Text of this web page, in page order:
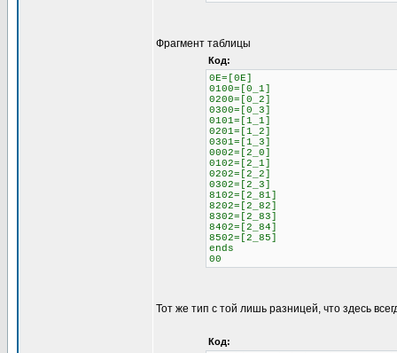
Фрагмент таблицы
Код:
0E=[0E]
0100=[0_1]
0200=[0_2]
0300=[0_3]
0101=[1_1]
0201=[1_2]
0301=[1_3]
0002=[2_0]
0102=[2_1]
0202=[2_2]
0302=[2_3]
8102=[2_81]
8202=[2_82]
8302=[2_83]
8402=[2_84]
8502=[2_85]
ends
00
Тот же тип с той лишь разницей, что здесь
Код: